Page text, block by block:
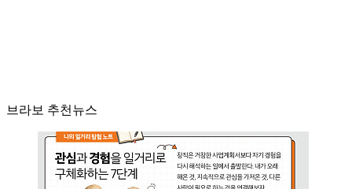
브라보 추천뉴스